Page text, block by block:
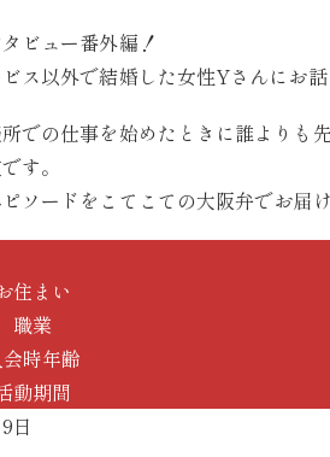
ビュー番外編！
ス以外で結婚した女性Yさんにお話
での仕事を始めたときに誰よりも
す。
ソードをこてこての大阪弁でお届け
住まい
職業
会時年齢
動期間
日